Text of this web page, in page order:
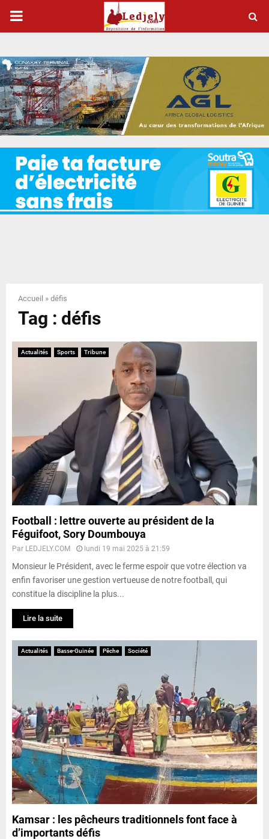
P
I
M
A
R
Y
N
U
Accueil » défis
Tag : défis
Actualités Sports Tribune
Football : lettre ouverte au président de la
Féguifoot, Sory Doumbouya
Par LEDJELY.COM lundi 19 mai 2025 à 21:59
Monsieur le Président, avec le ferme espoir que votre élection va
enfin favoriser une gestion vertueuse de notre football, qui
constitue la discipline la plus...
Lire la suite
Actualités Basse-Guinée Pêche Société
Kamsar : les pêcheurs traditionnels font face à
d’importants défis